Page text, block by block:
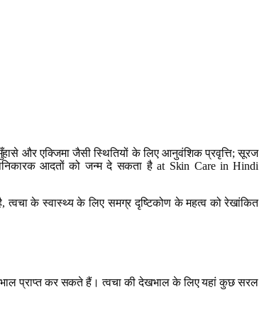
और एक्जिमा जैसी स्थितियों के लिए आनुवंशिक प्रवृत्ति; सूरज
आदतों को जन्म दे सकता है at Skin Care in Hindi
के स्वास्थ्य के लिए समग्र दृष्टिकोण के महत्व को रेखांकित
प्राप्त कर सकते हैं। त्वचा की देखभाल के लिए यहां कुछ सरल